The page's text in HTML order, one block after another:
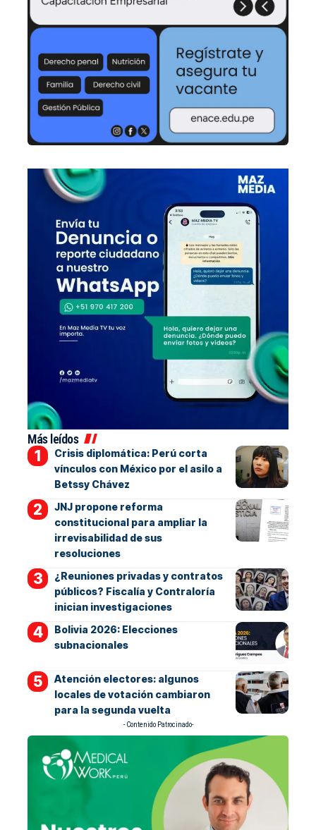
Más leídos
Crisis diplomática: Perú corta
vínculos con México por el asilo a
Betssy Chávez
JNJ propone reforma
constitucional para ampliar la
irrevisabilidad de sus
resoluciones
¿Reuniones privadas y contratos
públicos? Fiscalía y Contraloría
inician investigaciones
Bolivia 2026: Elecciones
subnacionales
Atención electores: algunos
locales de votación cambiaron
para la segunda vuelta
- Contenido Patrocinado-